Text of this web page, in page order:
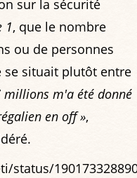
sur la sécurité
1, que le nombre
ou de personnes
se situait plutôt entre
millions m'a été donné
en off »,
status/